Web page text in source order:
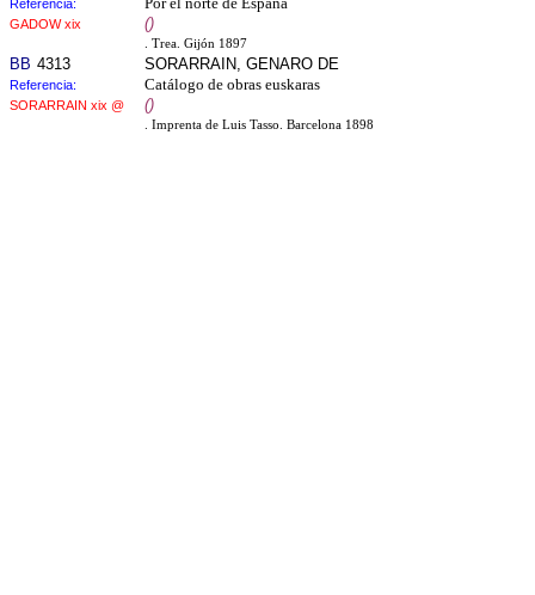
Referencia:
GADOW xix ()
. Trea. Gijón 1897
BB 4313 SORARRAIN, GENARO DE
Referencia: Catálogo de obras euskaras
SORARRAIN xix @ ()
. Imprenta de Luis Tasso. Barcelona 1898